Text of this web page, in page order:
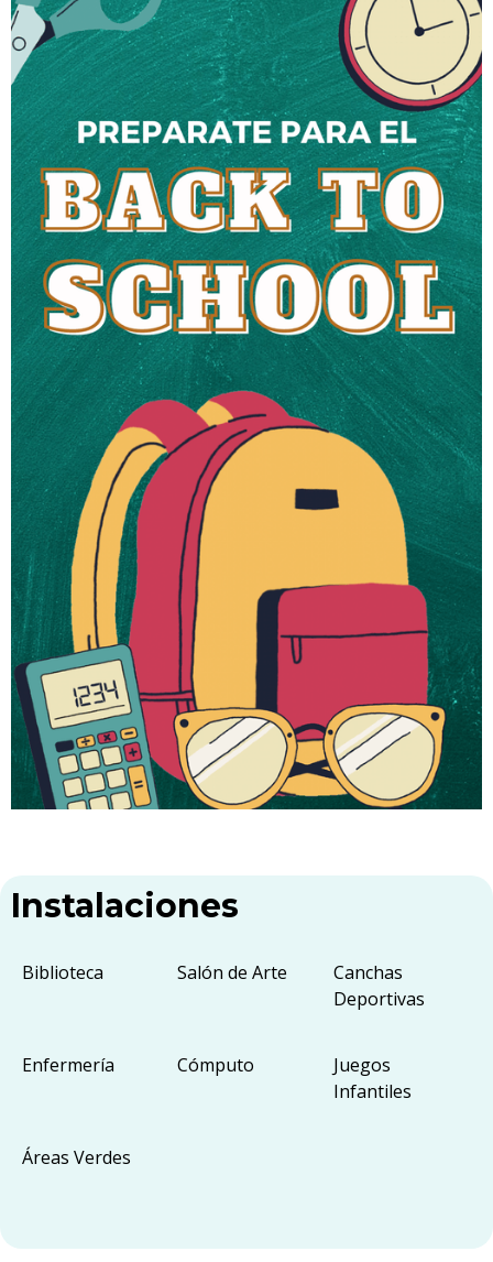
Instalaciones
Biblioteca Salón de Arte
Canchas
Deportivas
Enfermería Cómputo
Juegos
Infantiles
Áreas Verdes